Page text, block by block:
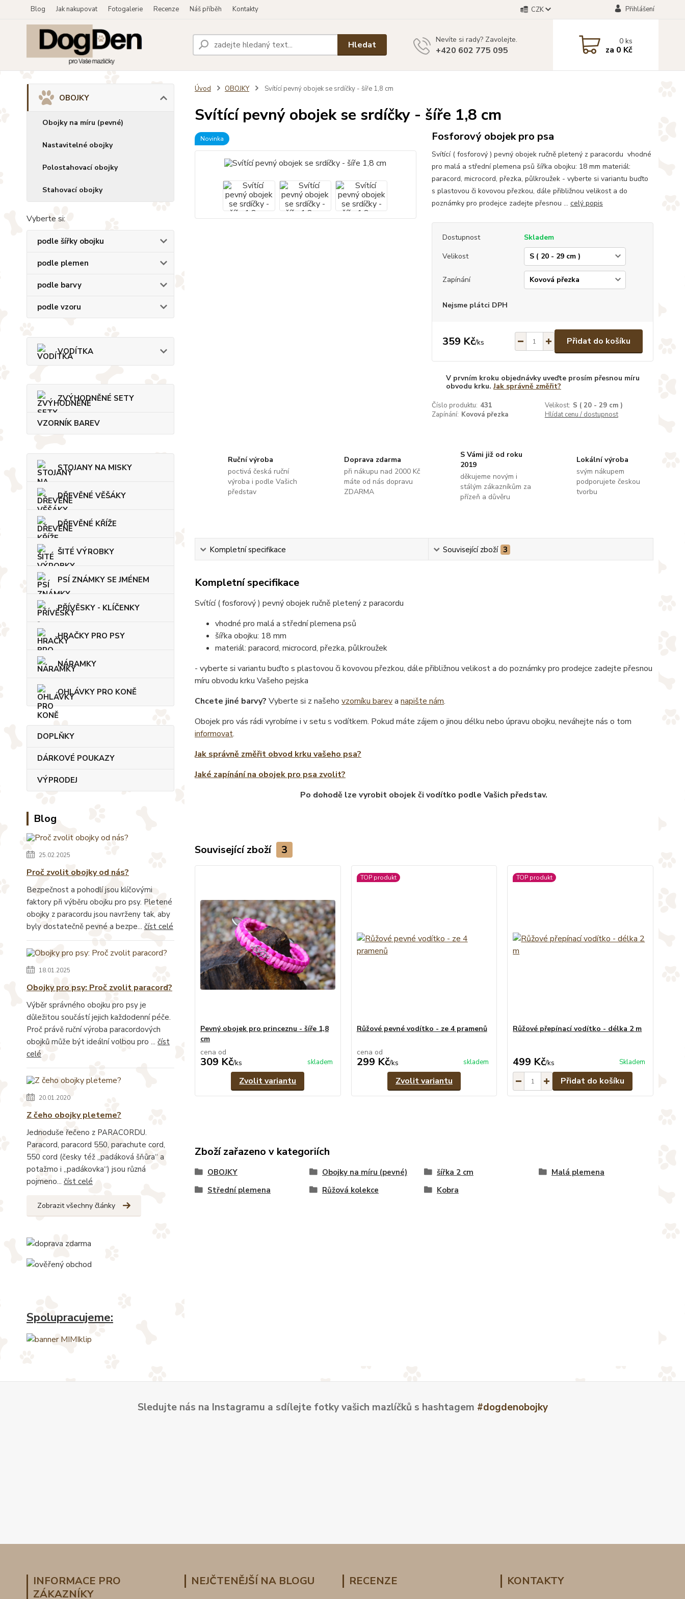
Blog Jak nakupovat Fotogalerie Recenze Náš příběh Kontakty CZK Přihlášení
Hledat Nevíte si rady? Zavolejte.
+420 602 775 095
0ks
za 0 Kč
OBOJKY
Obojky na míru (pevné)
Nastavitelné obojky
Polostahovací obojky
Stahovací obojky
Vyberte si:
podle šířky obojku
podle plemen
podle barvy
podle vzoru
VODÍTKA
ZVÝHODNĚNÉ SETY
VZORNÍK BAREV
STOJANY NA MISKY
DŘEVĚNÉ VĚŠÁKY
DŘEVĚNÉ KŘÍŽE
ŠITÉ VÝROBKY
PSÍ ZNÁMKY SE JMÉNEM
PŘÍVĚSKY - KLÍČENKY
HRAČKY PRO PSY
NÁRAMKY
OHLÁVKY PRO KONĚ
DOPLŇKY
DÁRKOVÉ POUKAZY
VÝPRODEJ
Blog
25.02.2025
Proč zvolit obojky od nás?
Bezpečnost a pohodlí jsou klíčovými
faktory při výběru obojku pro psy. Pletené
obojky z paracordu jsou navrženy tak, aby
byly dostatečně pevné a bezpe... číst celé
18.01.2025
Obojky pro psy: Proč zvolit paracord?
Výběr správného obojku pro psy je
důležitou součástí jejich každodenní péče.
Proč právě ruční výroba paracordových
obojků může být ideální volbou pro ... číst
celé
20.01.2020
Z čeho obojky pleteme?
Jednoduše řečeno z PARACORDU.
Paracord, paracord 550, parachute cord,
550 cord (česky též „padáková šňůra“ a
potažmo i „padákovka“) jsou různá
pojmeno... číst celé
Zobrazit všechny články
Spolupracujeme:
Úvod OBOJKY Svítící pevný obojek se srdíčky - šíře 1,8 cm
Svítící pevný obojek se srdíčky - šíře 1,8 cm
Novinka Fosforový obojek pro psa
Svítící ( fosforový ) pevný obojek ručně pletený z paracordu vhodné
pro malá a střední plemena psů šířka obojku: 18 mm materiál:
paracord, microcord, přezka, půlkroužek - vyberte si variantu buďto
s plastovou či kovovou přezkou, dále přibližnou velikost a do
poznámky pro prodejce zadejte přesnou ... celý popis
Dostupnost
Skladem
Velikost
Zapínání
Nejsme plátci DPH
359 Kč/ks Přidat do košíku
V prvním kroku objednávky uveďte prosím přesnou míru
obvodu krku.Jak správně změřit?
Číslo produktu: 431 Velikost: S ( 20 - 29 cm )
Zapínání: Kovová přezka Hlídat cenu / dostupnost
Ruční výroba
poctivá česká ruční
výroba i podle Vašich
představ
Doprava zdarma
při nákupu nad 2000 Kč
máte od nás dopravu
ZDARMA
S Vámi již od roku
2019
děkujeme novým i
stálým zákazníkům za
přízeň a důvěru
Lokální výroba
svým nákupem
podporujete českou
tvorbu
Kompletní specifikace Související zboží 3
Kompletní specifikace
Svítící ( fosforový ) pevný obojek ručně pletený z paracordu
vhodné pro malá a střední plemena psů
šířka obojku: 18 mm
materiál: paracord, microcord, přezka, půlkroužek
- vyberte si variantu buďto s plastovou či kovovou přezkou, dále přibližnou velikost a do poznámky pro prodejce zadejte přesnou
míru obvodu krku Vašeho pejska
Chcete jiné barvy? Vyberte si z našeho vzorníku bareva napište nám.
Obojek pro vás rádi vyrobíme i v setu s vodítkem. Pokud máte zájem o jinou délku nebo úpravu obojku, neváhejte nás o tom
informovat.
Jak správně změřit obvod krku vašeho psa?
Jaké zapínání na obojek pro psa zvolit?
Po dohodě lze vyrobit obojek či vodítko podle Vašich představ.
Související zboží 3
Pevný obojek pro princeznu - šíře 1,8
cm
cena od
309 Kč/ks skladem
Zvolit variantu
TOP produkt
Růžové pevné vodítko - ze 4 pramenů
cena od
299 Kč/ks skladem
Zvolit variantu
TOP produkt
Růžové přepínací vodítko - délka 2 m
499 Kč/ks Skladem
Přidat do košíku
Zboží zařazeno v kategoriích
OBOJKY Obojky na míru (pevné) šířka 2 cm
Malá plemena
Střední plemena
Růžová kolekce Kobra
Sledujte nás na Instagramu a sdílejte fotky vašich mazlíčků s hashtagem #dogdenobojky
INFORMACE PRO
ZÁKAZNÍKY
NEJČTENĚJŠÍ NA BLOGU RECENZE KONTAKTY